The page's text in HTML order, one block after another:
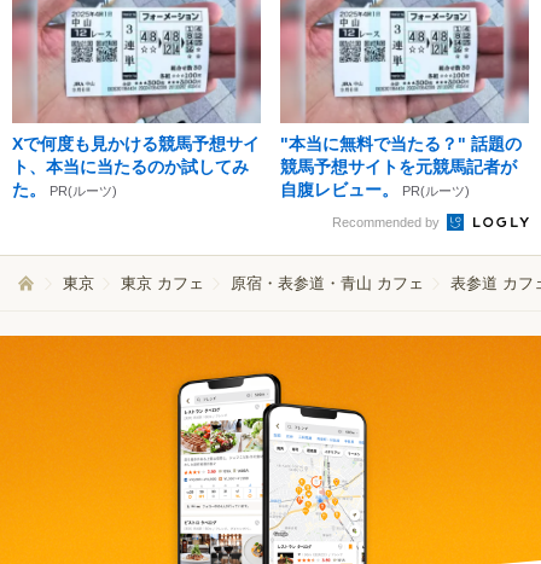
Xで何度も見かける競馬予想サイ
ト、本当に当たるのか試してみ
た。
PR(ルーツ)
"本当に無料で当たる？" 話題の
競馬予想サイトを元競馬記者が
自腹レビュー。
PR(ルーツ)
Recommended by
東京 東京 カフェ 原宿・表参道・青山 カフェ 表参道 カフ